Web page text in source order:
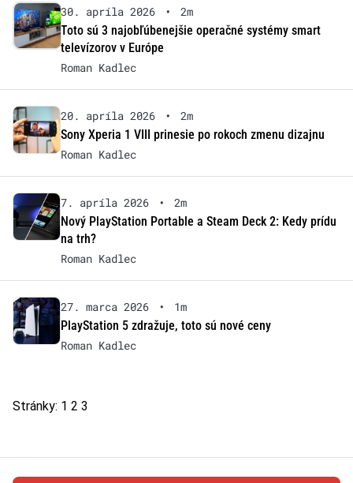
30. apríla 2026 •
2m
Toto sú 3 najobľúbenejšie operačné systémy smart
televízorov v Európe
Roman Kadlec
20. apríla 2026 •
2m
Sony Xperia 1 VIII prinesie po rokoch zmenu dizajnu
Roman Kadlec
7. apríla 2026 •
2m
Nový PlayStation Portable a Steam Deck 2: Kedy prídu
na trh?
Roman Kadlec
27. marca 2026 •
1m
PlayStation 5 zdražuje, toto sú nové ceny
Roman Kadlec
Stránky: 1 2 3